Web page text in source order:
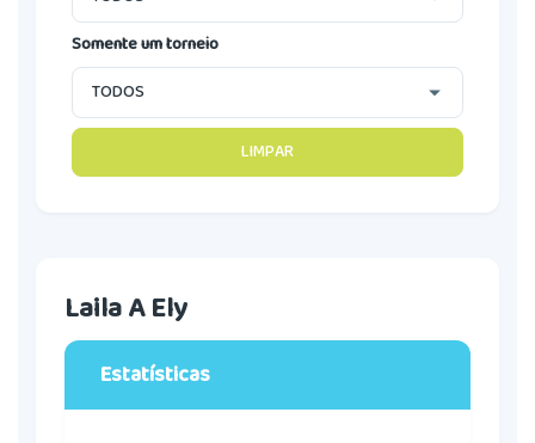
Somente um torneio
LIMPAR
Laila A Ely
Estatísticas